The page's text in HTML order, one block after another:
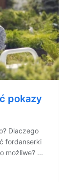
pokazy
Dlaczego
fordanserki
możliwe? ...